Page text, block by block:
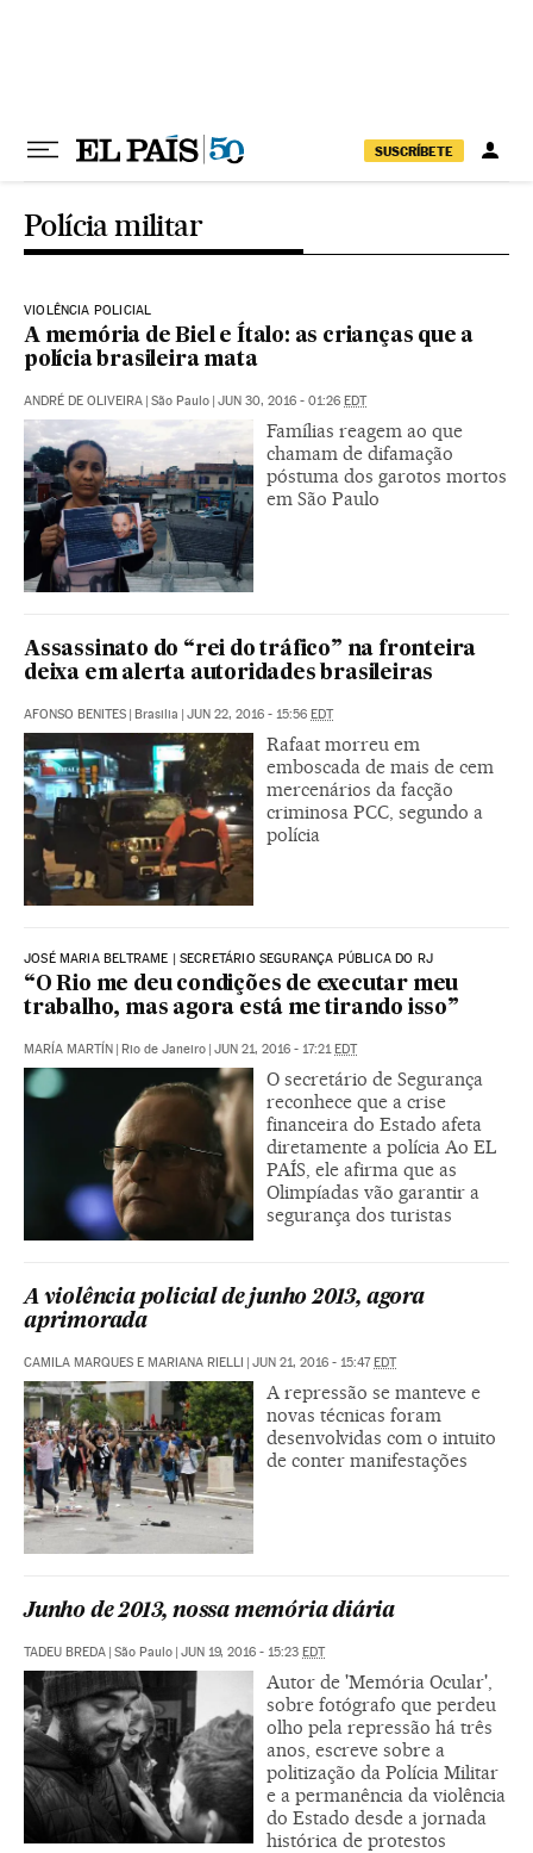
SUSCRÍBETE
Polícia militar
VIOLÊNCIA POLICIAL
A memória de Biel e Ítalo: as crianças que a
polícia brasileira mata
ANDRÉ DE OLIVEIRA | São Paulo | JUN 30, 2016 - 01:26 EDT
Famílias reagem ao que
chamam de difamação
póstuma dos garotos mortos
em São Paulo
Assassinato do “rei do tráfico” na fronteira
deixa em alerta autoridades brasileiras
AFONSO BENITES | Brasilia | JUN 22, 2016 - 15:56 EDT
Rafaat morreu em
emboscada de mais de cem
mercenários da facção
criminosa PCC, segundo a
polícia
JOSÉ MARIA BELTRAME | SECRETÁRIO SEGURANÇA PÚBLICA DO RJ
“O Rio me deu condições de executar meu
trabalho, mas agora está me tirando isso”
MARÍA MARTÍN | Rio de Janeiro | JUN 21, 2016 - 17:21EDT
O secretário de Segurança
reconhece que a crise
financeira do Estado afeta
diretamente a polícia Ao EL
PAÍS, ele afirma que as
Olimpíadas vão garantir a
segurança dos turistas
A violência policial de junho 2013, agora
aprimorada
CAMILA MARQUES E MARIANA RIELLI | JUN 21, 2016 - 15:47EDT
A repressão se manteve e
novas técnicas foram
desenvolvidas com o intuito
de conter manifestações
Junho de 2013, nossa memória diária
TADEU BREDA | São Paulo | JUN 19, 2016 - 15:23 EDT
Autor de 'Memória Ocular',
sobre fotógrafo que perdeu
olho pela repressão há três
anos, escreve sobre a
politização da Polícia Militar
e a permanência da violência
do Estado desde a jornada
histórica de protestos